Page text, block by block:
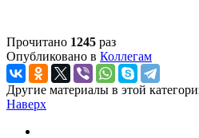
Прочитано 1245 раз
Опубликовано в Коллегам
Другие материалы в этой
Наверх